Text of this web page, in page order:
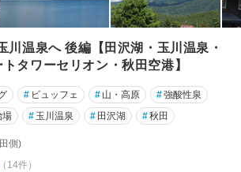
川温泉へ 後編【田沢湖・玉川温泉・
タワーセリオン・秋田空港】
# ビュッフェ # 山・高原 #強酸性泉
場 # 玉川温泉 # 田沢湖 #秋田
側)
14件）